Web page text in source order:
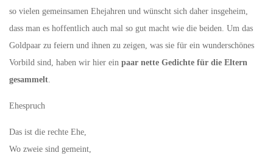
so vielen gemeinsamen Ehejahren und wünscht sich daher insgeheim,
dass man es hoffentlich auch mal so gut macht wie die beiden. Um das
Goldpaar zu feiern und ihnen zu zeigen, was sie für ein wunderschönes
Vorbild sind, haben wir hier ein paar nette Gedichte für die Eltern
gesammelt.
Ehespruch
Das ist die rechte Ehe,
Wo zweie sind gemeint,